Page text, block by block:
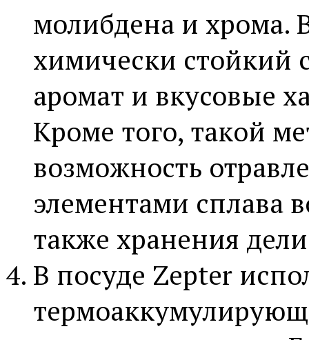
молибдена и хрома.
химически стойкий
аромат и вкусовые
Кроме того, такой
возможность
элементами сплава
также хранения
В посуде Zepter